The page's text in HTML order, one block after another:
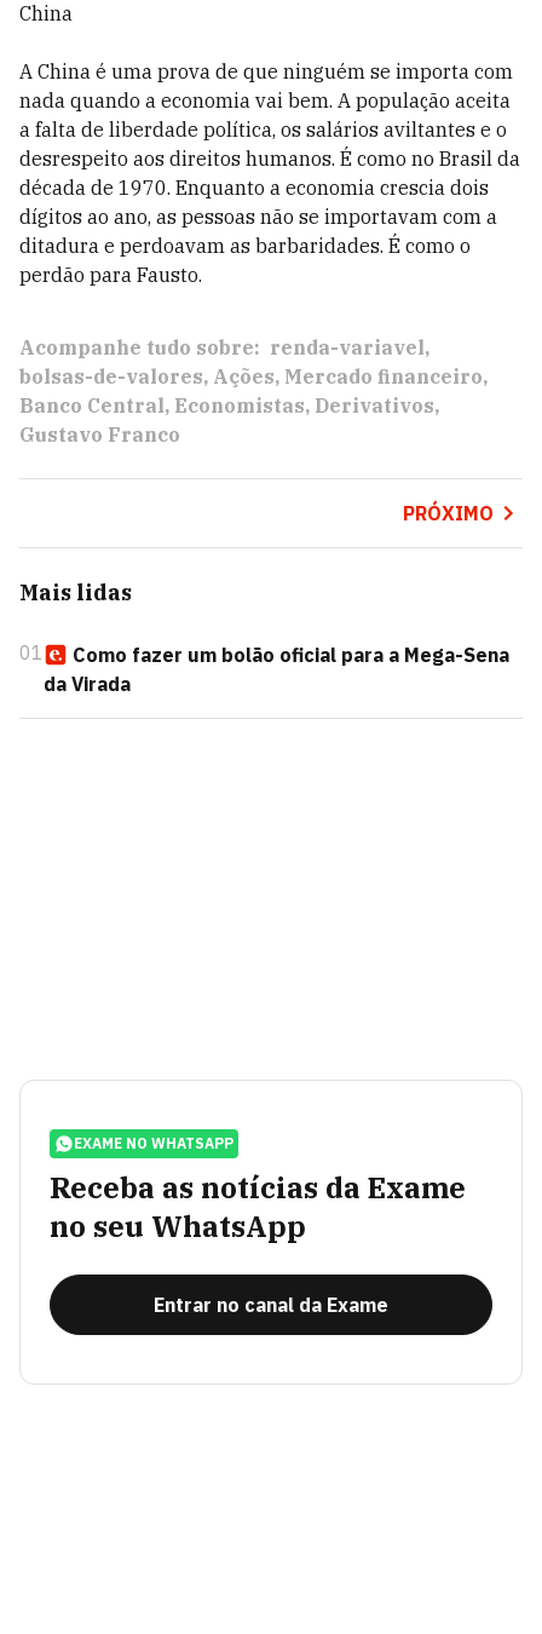
China
A China é uma prova de que ninguém se importa com
nada quando a economia vai bem. A população aceita
a falta de liberdade política, os salários aviltantes e o
desrespeito aos direitos humanos. É como no Brasil da
década de 1970. Enquanto a economia crescia dois
dígitos ao ano, as pessoas não se importavam com a
ditadura e perdoavam as barbaridades. É como o
perdão para Fausto.
Acompanhe tudo sobre: renda-variavel
bolsas-de-valores Ações Mercado financeiro
Banco Central Economistas Derivativos
Gustavo Franco
PRÓXIMO
Mais lidas
01
Como fazer um bolão oficial para a Mega-Sena
da Virada
EXAME NO WHATSAPP
Receba as notícias da Exame
no seu WhatsApp
Entrar no canal da Exame